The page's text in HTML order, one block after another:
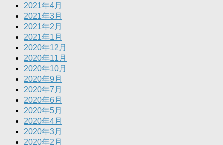
2021年4月
2021年3月
2021年2月
2021年1月
2020年12月
2020年11月
2020年10月
2020年9月
2020年7月
2020年6月
2020年5月
2020年4月
2020年3月
2020年2月